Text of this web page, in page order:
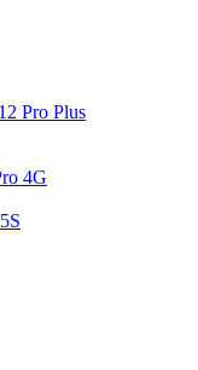
Pro Plus
4G